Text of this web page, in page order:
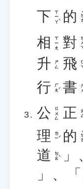
下 ㄒㄧㄚˋ 的 ˙
相 ㄒㄧㄤ 對 ㄉ
升 ㄕㄥ 飛
行 ㄏㄤˊ 書
公 ㄍㄨㄥ 正
理 ㄌㄧˇ 的 ˙
道 ㄉㄠˋ 」
」、「